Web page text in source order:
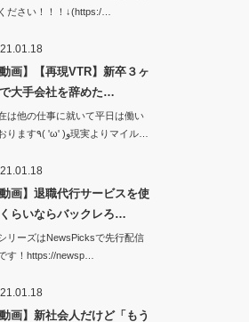
ださい！！！↓(https:/…
動画】【再現VTR】新卒３ヶ
大手会社を辞めた…
は他の仕事に就いて平日は働い
ております٩( 'ω' )و現実よりマイル…
動画】退職代行サービスを使
らいならバックレろ…
リーズはNewsPicksで先行配信
す！https://newsp…
動画】新社会人だけど「もう